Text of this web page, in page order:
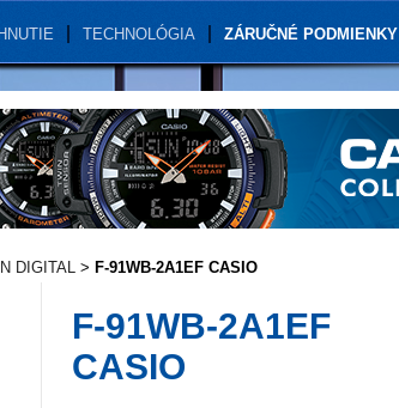
TECHNOLÓGIA ZÁRUČNÉ PODMIENKY
DIGITAL > F-91WB-2A1EF CASIO
F-91WB-2A1EF
CASIO